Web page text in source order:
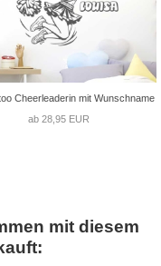
Cheerleaderin mit Wunschname
ab 28,95 EUR
mit diesem